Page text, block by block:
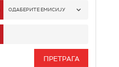
РАДИО БЕОГРАД 1
РАДИО БЕОГРАД 3
ОДАБЕРИТЕ ЕМИСИЈУ